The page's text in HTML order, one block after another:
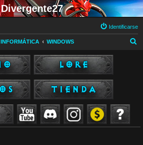
Divergente27
Identificarse
INFORMÁTICA WINDOWS